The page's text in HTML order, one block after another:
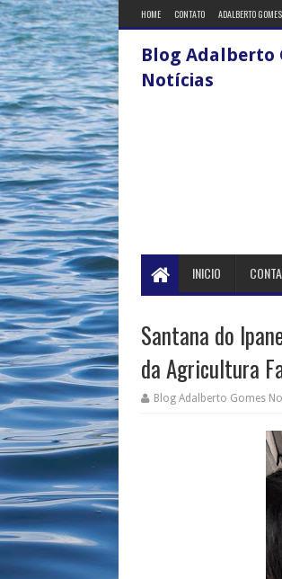
HOME CONTATO ADALBERTO
Blog Adalberto
Notícias
INICIO
Santana do
da Agricultura
Blog Adalberto Gomes